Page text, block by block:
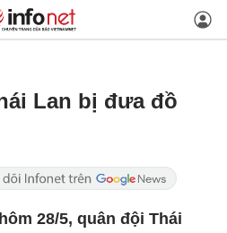
Lan bị đưa đồ
28/5, quân đội Thái